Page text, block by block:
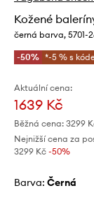
Kožené
černá barva, 5701-
-50% *-5 % s
Aktuální cena:
1639 Kč
Běžná cena: 3299
Nejnižší cena za
3299 Kč -50%
Barva: černá